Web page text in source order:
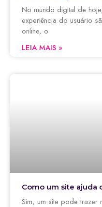
No mundo digital de
experiência do usuário
online, o
LEIA MAIS »
Como um site ajuda
Sim, um site pode trazer